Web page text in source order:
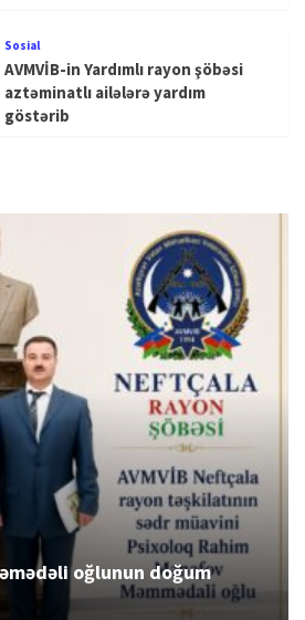
Sosial
AVMVİB-in Yardımlı rayon şöbəsi
aztəminatlı ailələrə yardım
göstərib
oğlunun doğum